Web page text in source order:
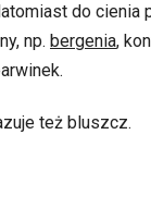
do cienia
np. bergenia,
też bluszcz.